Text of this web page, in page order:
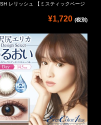
レリッシュ 【ミスティックベージ
¥1,720 (税別)